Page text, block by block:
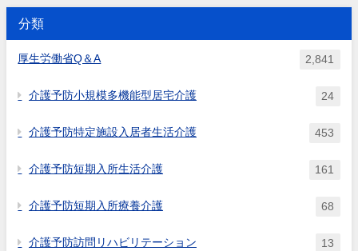
どの程度の従事時間が必要か。
ができる体制とは、距離的にど
ているのか。
テーションとの契約で確保し...
分類
厚生労働省Q＆A 2,841
介護予防小規模多機能型居宅介護 24
介護予防特定施設入居者生活介護 453
介護予防短期入所生活介護 161
介護予防短期入所療養介護 68
介護予防訪問リハビリテーション 13